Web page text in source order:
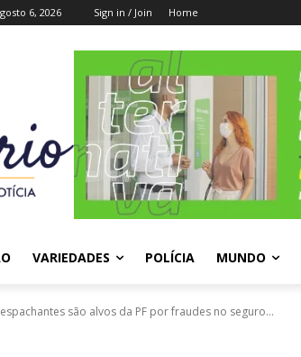
6, 2026 Sign in / Join Home
VARIEDADES POLÍCIA MUNDO
são alvos da PF por fraudes no seguro...